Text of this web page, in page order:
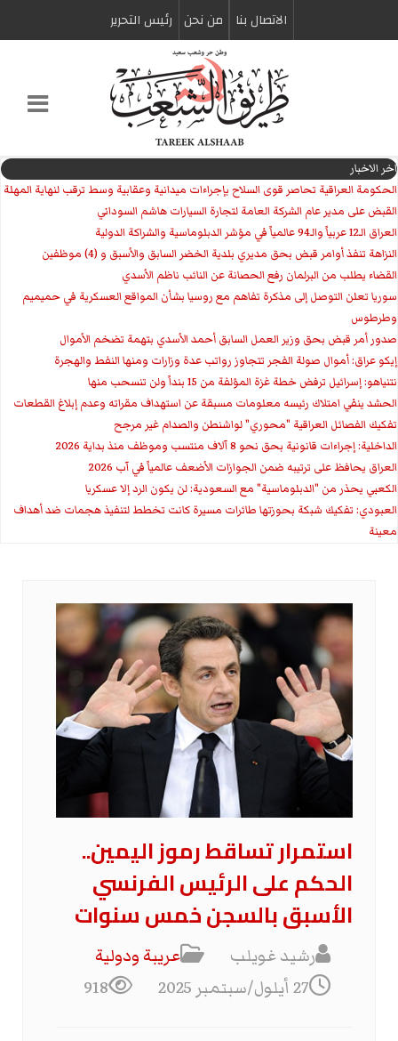
الاتصال بنا من نحن رئیس التحریر
اخر الاخبار
الحكومة العراقية تحاصر قوى السلاح بإجراءات ميدانية وعقابية وسط ترقب لنهاية المهلة
القبض على مدير عام الشركة العامة لتجارة السيارات هاشم السوداني
العراق الـ12 عربياً والـ94 عالمياً في مؤشر الدبلوماسية والشراكة الدولية
النزاهة تنفذ أوامر قبض بحق مديري بلدية الخضر السابق والأسبق و (4) موظفين
القضاء يطلب من البرلمان رفع الحصانة عن النائب ناظم الأسدي
سوريا تعلن التوصل إلى مذكرة تفاهم مع روسيا بشأن المواقع العسكرية في حميميم
وطرطوس
صدور أمر قبض بحق وزير العمل السابق أحمد الأسدي بتهمة تضخم الأموال
إيكو عراق: أموال صولة الفجر تتجاوز رواتب عدة وزارات ومنها النفط والهجرة
نتنياهو: إسرائيل ترفض خطة غزة المؤلفة من 15 بنداً ولن تنسحب منها
الحشد ينفي امتلاك رئيسه معلومات مسبقة عن استهداف مقراته وعدم إبلاغ القطعات
تفكيك الفصائل العراقية "محوري" لواشنطن والصدام غير مرجح
الداخلية: إجراءات قانونية بحق نحو 8 آلاف منتسب وموظف منذ بداية 2026
العراق يحافظ على ترتيبه ضمن الجوازات الأضعف عالمياً في آب 2026
الكعبي يحذر من "الدبلوماسية" مع السعودية: لن يكون الرد إلا عسكريا
العبودي: تفكيك شبكة بحوزتها طائرات مسيرة كانت تخطط لتنفيذ هجمات ضد أهداف
معينة
استمرار تساقط رموز اليمين..
الحكم على الرئيس الفرنسي
الأسبق بالسجن خمس سنوات
رشيد غويلب
عریبة ودولیة
27 أيلول/سبتمبر 2025
918